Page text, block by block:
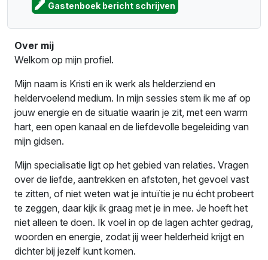
Gastenboek bericht schrijven
Over mij
Welkom op mijn profiel.
Mijn naam is Kristi en ik werk als helderziend en
heldervoelend medium. In mijn sessies stem ik me af op
jouw energie en de situatie waarin je zit, met een warm
hart, een open kanaal en de liefdevolle begeleiding van
mijn gidsen.
Mijn specialisatie ligt op het gebied van relaties. Vragen
over de liefde, aantrekken en afstoten, het gevoel vast
te zitten, of niet weten wat je intuïtie je nu écht probeert
te zeggen, daar kijk ik graag met je in mee. Je hoeft het
niet alleen te doen. Ik voel in op de lagen achter gedrag,
woorden en energie, zodat jij weer helderheid krijgt en
dichter bij jezelf kunt komen.